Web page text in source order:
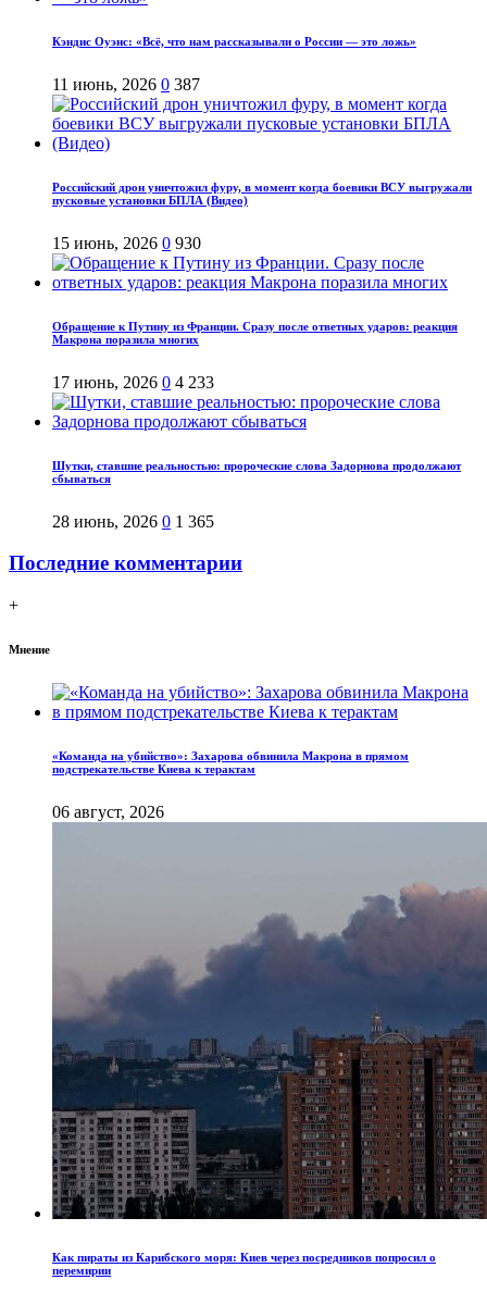
Кэндис Оуэнс: «Всё, что нам рассказывали о России — это ложь»
11 июнь, 2026 0 387
Российский дрон уничтожил фуру, в момент когда боевики ВСУ выгружали
пусковые установки БПЛА (Видео)
15 июнь, 2026 0 930
Обращение к Путину из Франции. Сразу после ответных ударов: реакция
Макрона поразила многих
17 июнь, 2026 0 4 233
Шутки, ставшие реальностью: пророческие слова Задорнова продолжают
сбываться
28 июнь, 2026 0 1 365
Последние комментарии
+
Мнение
«Команда на убийство»: Захарова обвинила Макрона в прямом
подстрекательстве Киева к терактам
06 август, 2026
Как пираты из Карибского моря: Киев через посредников попросил о
перемирии